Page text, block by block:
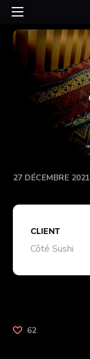
27 DÉCEMBRE 2021
CLIENT
Côté Sushi
62